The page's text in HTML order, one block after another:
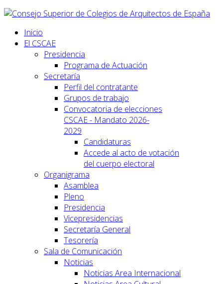
Inicio
El CSCAE
Presidencia
Programa de Actuación
Secretaría
Perfil del contratante
Grupos de trabajo
Convocatoria de elecciones
CSCAE - Mandato 2026-
2029
Candidaturas
Accede al acto de votación
del cuerpo electoral
Organigrama
Asamblea
Pleno
Presidencia
Vicepresidencias
Secretaría General
Tesorería
Sala de Comunicación
Noticias
Noticias Area Internacional